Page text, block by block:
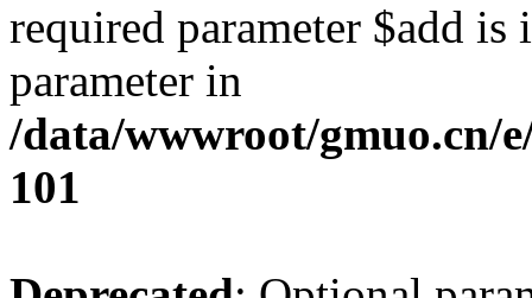
required parameter $add
parameter in
/data/wwwroot/gmuo.cn/
101